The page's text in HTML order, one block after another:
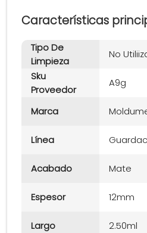
Características
Tipo De
Limpieza
No
Sku
Proveedor
A9g
Marca
Línea
Acabado Mate
Espesor 12mm
Largo
2.50ml